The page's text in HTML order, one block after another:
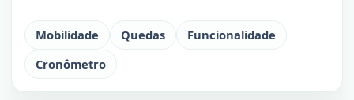
Mobilidade Quedas
Funcionalidade
Cronômetro